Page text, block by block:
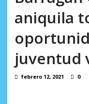
aniquila
juventud
febrero 12, 2021 0